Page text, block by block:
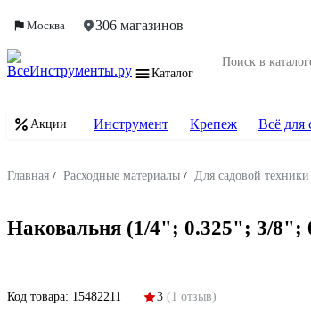
Москва 306 магазинов
Каталог
Акции Инструмент Крепеж Всё для
Главная / Расходные материалы / Для садовой техники
Наковальня (1/4"; 0.325"; 3/8";
Код товара: 15482211 3 (1 отзыв)